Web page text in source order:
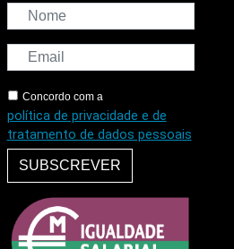
Concordo com a
política de privacidade e de
tratamento de dados pessoais
SUBSCREVER